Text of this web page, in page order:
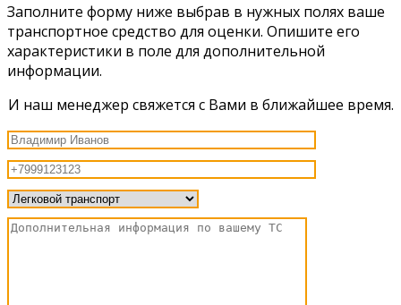
Заполните форму ниже выбрав в нужных полях ваше
транспортное средство для оценки. Опишите его
характеристики в поле для дополнительной
информации.
И наш менеджер свяжется с Вами в ближайшее время.